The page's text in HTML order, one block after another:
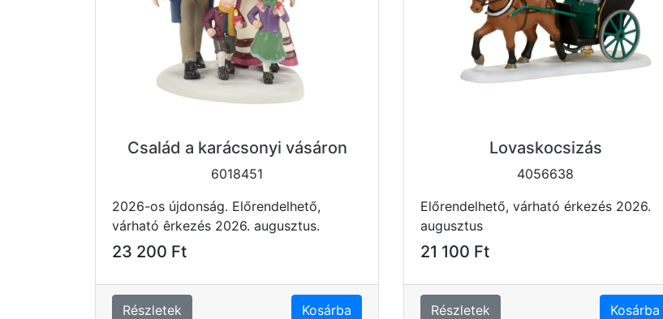
Család a karácsonyi vásáron
6018451
2026-os újdonság. Előrendelhető,
várható êrkezés 2026. augusztus.
23 200 Ft
Részletek Kosárba
Lovaskocsizás
4056638
Előrendelhető, várható érkezés 2026.
augusztus
21 100 Ft
Részletek Kosárba